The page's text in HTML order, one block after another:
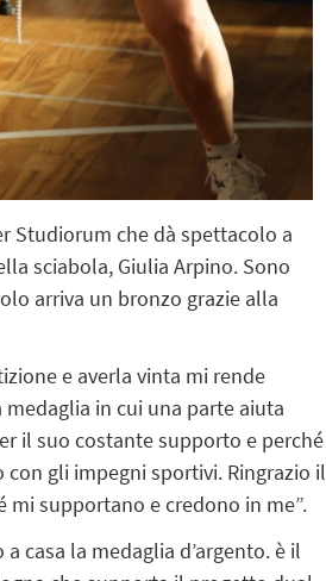
Studiorum che dà spettacolo a
sciabola, Giulia Arpino. Sono
arriva un bronzo grazie alla
e averla vinta mi rende
in cui una parte aiuta
il suo costante supporto e perché
gli impegni sportivi. Ringrazio il
mi supportano e credono in me”.
casa la medaglia d’argento. è il